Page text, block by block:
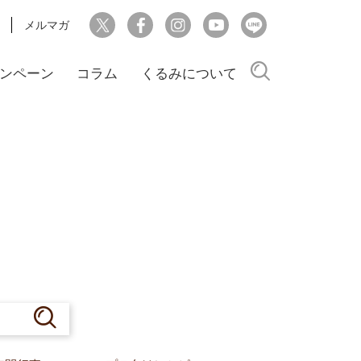
メルマガ
ペーン コラム くるみについて